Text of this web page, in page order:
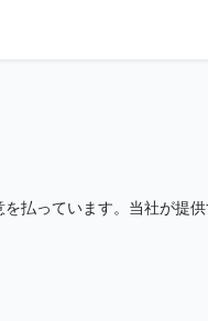
払っています。当社が提